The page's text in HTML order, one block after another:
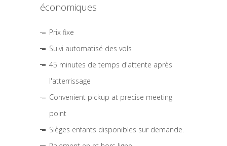
économiques
Prix fixe
Suivi automatisé des vols
45 minutes de temps d'attente après
l'atterrissage
Convenient pickup at precise meeting
point
Sièges enfants disponibles sur demande.